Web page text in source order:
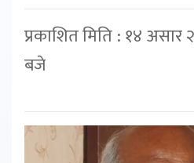
प्रकाशित मिति : १४
बजे